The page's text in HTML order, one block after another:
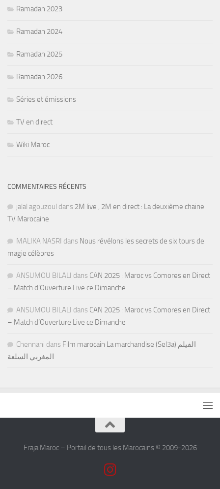
Ramadan 2023
Ramadan 2024
Ramadan 2025
Ramadan 2026
Séries et émissions
TV en direct
Wiki Maroc
COMMENTAIRES RÉCENTS
jalal agouzoul dans 2M live , 2M en direct : La deuxième chaine
TV Marocaine
MALIKA NASRI dans Nous révélons les secrets de six tours de
magie célèbres
ANSUMOU BILALI dans CAN 2025 : Maroc vs Comores en Direct
– Match d’Ouverture Live ce Dimanche
ANSUMOU BILALI dans CAN 2025 : Maroc vs Comores en Direct
– Match d’Ouverture Live ce Dimanche
Chennani dans Film marocain La marchandise (Sel3a) الفيلم
المغربي السلعة
Fraja Maroc – Portail de tous les Marocains © 2009-2026